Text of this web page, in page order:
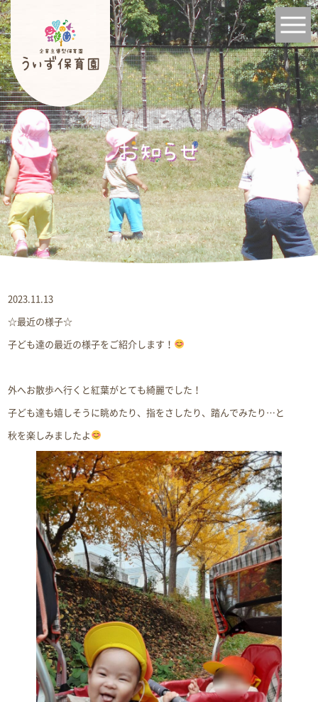
2023.11.13
☆最近の様子☆
子ども達の最近の様子をご紹介します！
外へお散歩へ行くと紅葉がとても綺麗でした！
子ども達も嬉しそうに眺めたり、指をさしたり、踏んでみたり…と
秋を楽しみましたよ